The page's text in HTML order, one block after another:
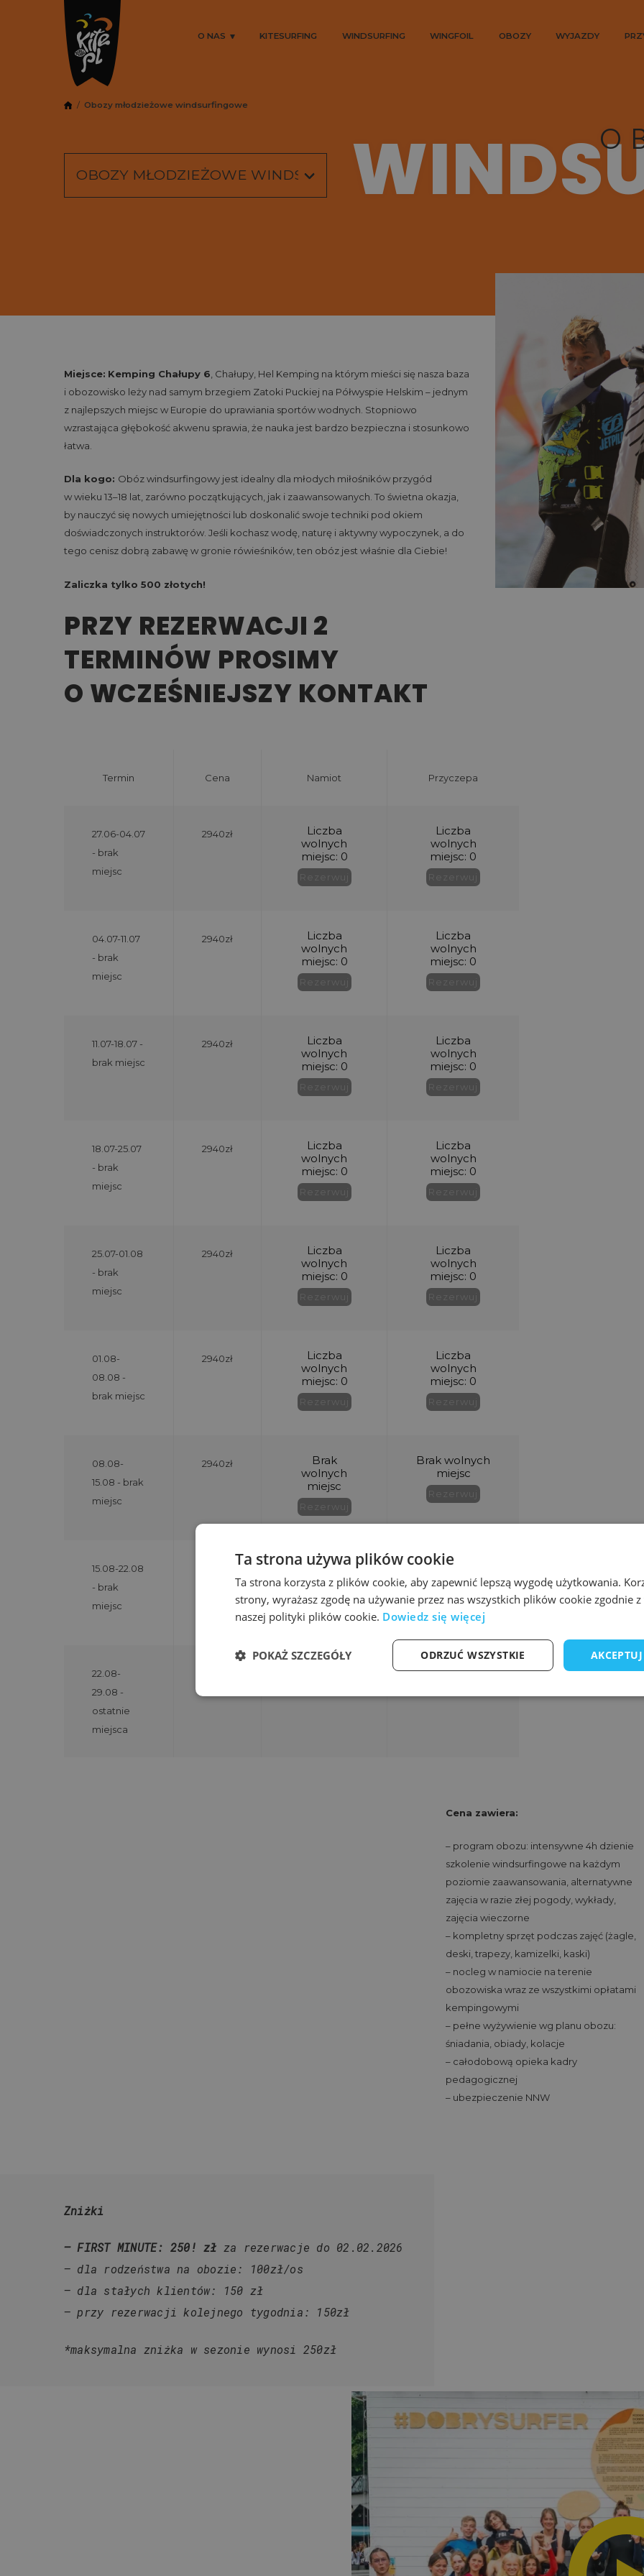
O NAS KITESURFING WINDSURFING WINGFOIL OBOZY WYJAZDY
Obozy młodzieżowe windsurfingowe
Miejsce: Kemping Chałupy 6 , Chałupy, Hel Kemping na którym mieści się nasza baza
i obozowisko leży nad samym brzegiem Zatoki Puckiej na Półwyspie Helskim – jednym
z najlepszych miejsc w Europie do uprawiania sportów wodnych. Stopniowo
wzrastająca głębokość akwenu sprawia, że nauka jest bardzo bezpieczna i stosunkowo
łatwa.
Dla kogo: Obóz windsurfingowy jest idealny dla młodych miłośników przygód
w wieku 13–18 lat, zarówno początkujących, jak i zaawansowanych. To świetna okazja,
by nauczyć się nowych umiejętności lub doskonalić swoje techniki pod okiem
doświadczonych instruktorów. Jeśli kochasz wodę, naturę i aktywny wypoczynek, a do
tego cenisz dobrą zabawę w gronie rówieśników, ten obóz jest właśnie dla Ciebie!
Zaliczka tylko 500 złotych!
PRZY REZERWACJI 2
TERMINÓW PROSIMY
O WCZEŚNIEJSZY KONTAKT
Termin Cena Namiot Przyczepa
27.06-04.07
- brak
miejsc
2940zł
04.07-11.07
- brak
miejsc
2940zł
11.07-18.07 -
brak miejsc
2940zł
18.07-25.07
- brak
miejsc
2940zł
25.07-01.08
- brak
miejsc
2940zł
01.08-
08.08 -
brak miejsc
2940zł
08.08-
15.08 - brak
miejsc
2940zł
15.08-22.08
- brak
miejsc
22.08-
29.08 -
ostatnie
miejsca
Cena zawiera:
– program obozu: intensywne 4h dzienie
szkolenie windsurfingowe na każdym
poziomie zaawansowania, alternatywne
zajęcia w razie złej pogody, wykłady,
zajęcia wieczorne
– kompletny sprzęt podczas zajęć (żagle,
deski, trapezy, kamizelki, kaski)
– nocleg w namiocie na terenie
obozowiska wraz ze wszystkimi opłatami
kempingowymi
– pełne wyżywienie wg planu obozu:
śniadania, obiady, kolacje
– całodobową opieka kadry
pedagogicznej
– ubezpieczenie NNW
Zniżki
– FIRST MINUTE: 250! zł za rezerwacje do 02.02.2026
– dla rodzeństwa na obozie: 100zł/os
– dla stałych klientów: 150 zł
– przy rezerwacji kolejnego tygodnia: 150zł
*maksymalna zniżka w sezonie wynosi 250zł
Ta strona używa plików cookie
Ta strona korzysta z plików cookie, aby zapewnić lepszą wygodę użytkowania.
strony, wyrażasz zgodę na używanie przez nas wszystkich plików cookie zgodnie
naszej polityki plików cookie. Dowiedz się więcej
ODRZUĆ WSZYSTKIE
POKAŻ SZCZEGÓŁY